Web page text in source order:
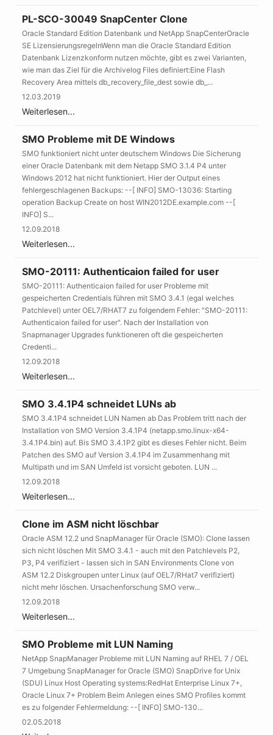
PL-SCO-30049 SnapCenter Clone
Oracle Standard Edition Datenbank und NetApp SnapCenterOracle
SE LizensierungsregelnWenn man die Oracle Standard Edition
Datenbank Lizenzkonform nutzen möchte, gibt es zwei Varianten,
wie man das Ziel für die Archivelog Files definiert:Eine Flash
Recovery Area mittels db_recovery_file_dest sowie db_...
12.03.2019
Weiterlesen...
SMO Probleme mit DE Windows
SMO funktioniert nicht unter deutschem Windows Die Sicherung
einer Oracle Datenbank mit dem Netapp SMO 3.1.4 P4 unter
Windows 2012 hat nicht funktioniert. Hier der Output eines
fehlergeschlagenen Backups: --[ INFO] SMO-13036: Starting
operation Backup Create on host WIN2012DE.example.com --[
INFO] S...
12.09.2018
Weiterlesen...
SMO-20111: Authenticaion failed for user
SMO-20111: Authenticaion failed for user Probleme mit
gespeicherten Credentials führen mit SMO 3.4.1 (egal welches
Patchlevel) unter OEL7/RHAT7 zu folgendem Fehler: "SMO-20111:
Authenticaion failed for user". Nach der Installation von
Snapmanager Upgrades funktioneren oft die gespeicherten
Credenti...
12.09.2018
Weiterlesen...
SMO 3.4.1P4 schneidet LUNs ab
SMO 3.4.1P4 schneidet LUN Namen ab Das Problem tritt nach der
Installation von SMO Version 3.4.1P4 (netapp.smo.linux-x64-
3.4.1P4.bin) auf. Bis SMO 3.4.1P2 gibt es dieses Fehler nicht. Beim
Patchen des SMO auf Version 3.4.1P4 im Zusammenhang mit
Multipath und im SAN Umfeld ist vorsicht geboten. LUN ...
12.09.2018
Weiterlesen...
Clone im ASM nicht löschbar
Oracle ASM 12.2 und SnapManager für Oracle (SMO): Clone lassen
sich nicht löschen Mit SMO 3.4.1 - auch mit den Patchlevels P2,
P3, P4 verifiziert - lassen sich in SAN Environments Clone von
ASM 12.2 Diskgroupen unter Linux (auf OEL7/RHat7 verifiziert)
nicht mehr löschen. Ursachenforschung SMO verw...
12.09.2018
Weiterlesen...
SMO Probleme mit LUN Naming
NetApp SnapManager Probleme mit LUN Naming auf RHEL 7 / OEL
7 Umgebung SnapManager for Oracle (SMO) SnapDrive for Unix
(SDU) Linux Host Operating systems:RedHat Enterprise Linux 7+,
Oracle Linux 7+ Problem Beim Anlegen eines SMO Profiles kommt
es zu folgender Fehlermeldung: --[ INFO] SMO-130...
02.05.2018